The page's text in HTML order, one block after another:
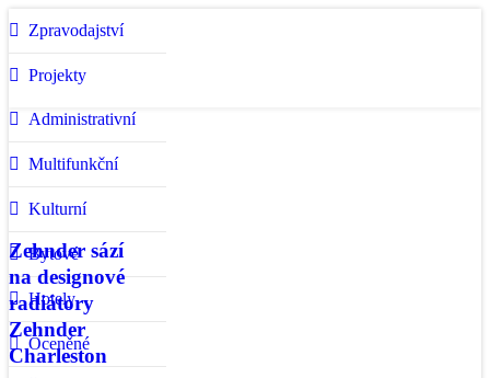
Zpravodajství
Projekty
Administrativní
Multifunkční
Kulturní
Bytové
Hotely
Oceněné
Zehnder sází
na designové
radiátory
Zehnder
Charleston